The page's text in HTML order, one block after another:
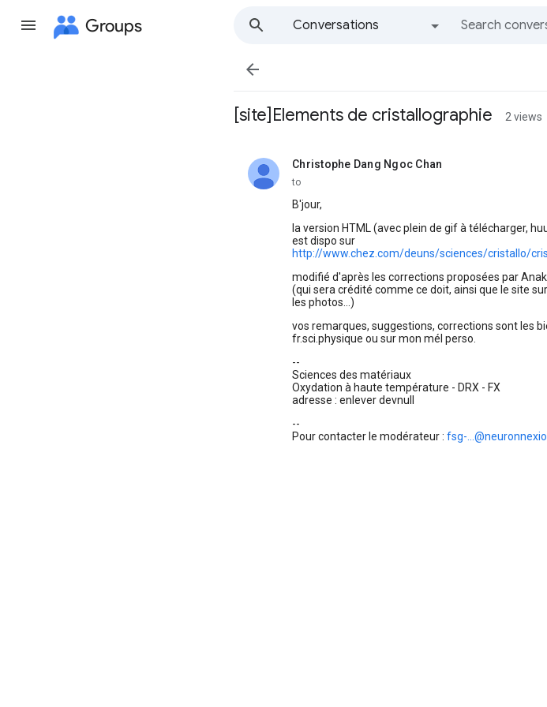
Groups
Conversations

[site]Elements de cristallographie 2 views
Christophe Dang Ngoc Chan
unread,
to
B'jour,
la version HTML (avec plein de gif à télécharger,
est dispo sur
http://www.chez.com/deuns/sciences/cristallo/
modifié d'après les corrections proposées par
(qui sera crédité comme ce doit, ainsi que le site
les photos...)
vos remarques, suggestions, corrections sont les
fr.sci.physique ou sur mon mél perso.
--
Sciences des matériaux
Oxydation à haute température - DRX - FX
adresse : enlever devnull
--
Pour contacter le modérateur : fsg-